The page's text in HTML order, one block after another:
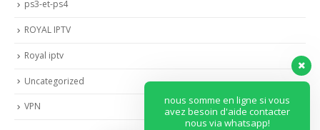
ps3-et-ps4
ROYAL IPTV
Royal iptv
Uncategorized
VPN
nous somme en ligne si vous
avez besoin d'aide contacter
nous via whatsapp!